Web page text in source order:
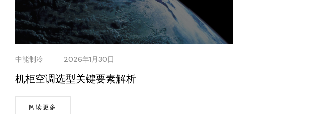
中能制冷 2026年1月30日
机柜空调选型关键要素解析
阅读更多